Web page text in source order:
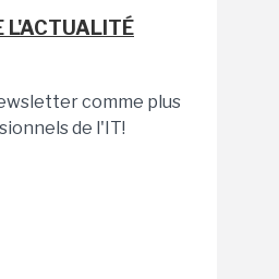
L'ACTUALITÉ
comme plus
de l'IT!